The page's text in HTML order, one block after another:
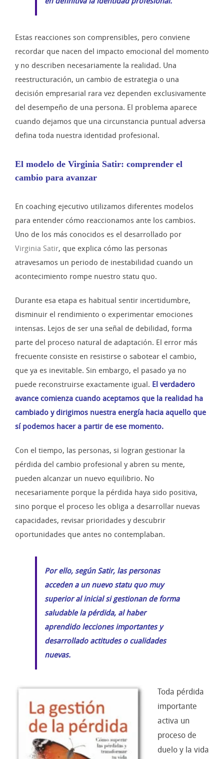
Estas reacciones son comprensibles, pero conviene
recordar que nacen del impacto emocional del momento
y no describen necesariamente la realidad. Una
reestructuración, un cambio de estrategia o una
decisión empresarial rara vez dependen exclusivamente
del desempeño de una persona. El problema aparece
cuando dejamos que una circunstancia puntual adversa
defina toda nuestra identidad profesional.
El modelo de Virginia Satir: comprender el
cambio para avanzar
En coaching ejecutivo utilizamos diferentes modelos
para entender cómo reaccionamos ante los cambios.
Uno de los más conocidos es el desarrollado por
Virginia Satir, que explica cómo las personas
atravesamos un periodo de inestabilidad cuando un
acontecimiento rompe nuestro statu quo.
Durante esa etapa es habitual sentir incertidumbre,
disminuir el rendimiento o experimentar emociones
intensas. Lejos de ser una señal de debilidad, forma
parte del proceso natural de adaptación. El error más
frecuente consiste en resistirse o sabotear el cambio,
que ya es inevitable. Sin embargo, el pasado ya no
puede reconstruirse exactamente igual. El verdadero
avance comienza cuando aceptamos que la realidad ha
cambiado y dirigimos nuestra energía hacia aquello que
sí podemos hacer a partir de ese momento.
Con el tiempo, las personas, si logran gestionar la
pérdida del cambio profesional y abren su mente,
pueden alcanzar un nuevo equilibrio. No
necesariamente porque la pérdida haya sido positiva,
sino porque el proceso les obliga a desarrollar nuevas
capacidades, revisar prioridades y descubrir
oportunidades que antes no contemplaban.
Por ello, según Satir, las personas
acceden a un nuevo statu quo muy
superior al inicial si gestionan de forma
saludable la pérdida, al haber
aprendido lecciones importantes y
desarrollado actitudes o cualidades
nuevas.
Toda pérdida
importante
activa un
proceso de
duelo y la vida